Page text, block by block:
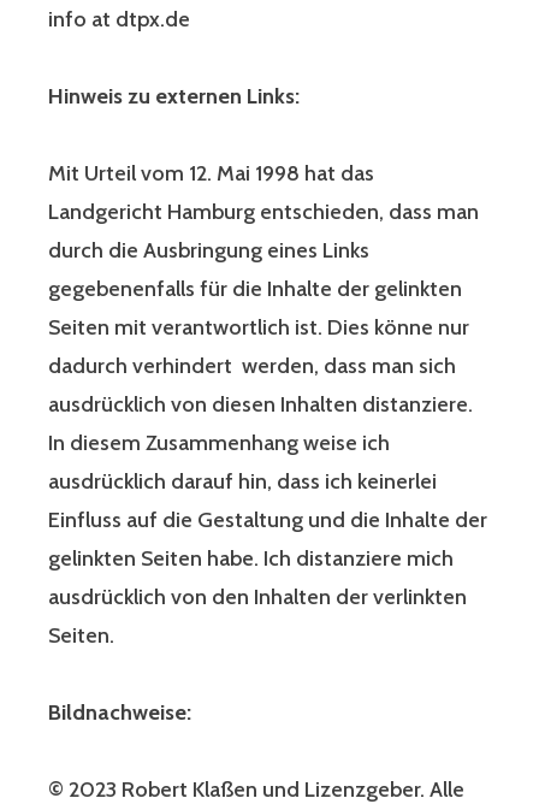
info at dtpx.de
Hinweis zu externen Links:
Mit Urteil vom 12. Mai 1998 hat das
Landgericht Hamburg entschieden, dass man
durch die Ausbringung eines Links
gegebenenfalls für die Inhalte der gelinkten
Seiten mit verantwortlich ist. Dies könne nur
dadurch verhindert werden, dass man sich
ausdrücklich von diesen Inhalten distanziere.
In diesem Zusammenhang weise ich
ausdrücklich darauf hin, dass ich keinerlei
Einfluss auf die Gestaltung und die Inhalte der
gelinkten Seiten habe. Ich distanziere mich
ausdrücklich von den Inhalten der verlinkten
Seiten.
Bildnachweise:
© 2023 Robert Klaßen und Lizenzgeber. Alle